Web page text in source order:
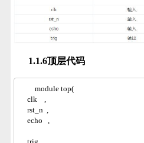
1.1.6顶层代码
module top(
clk    ,
rst_n  ,
echo   ,